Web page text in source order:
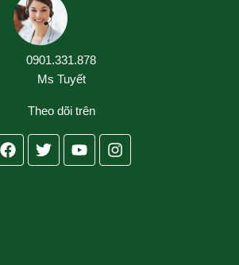
0901.331.878
Ms Tuyết
Theo dõi trên
Facebook
TwitterYoutubeInstagram